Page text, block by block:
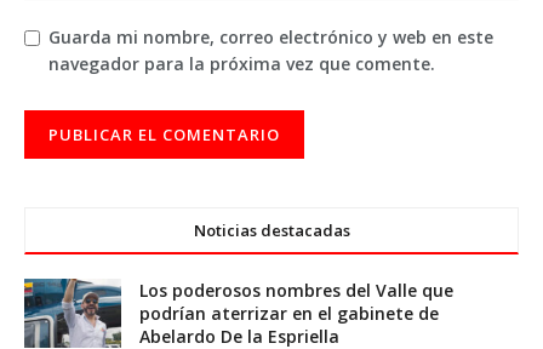
Guarda mi nombre, correo electrónico y web en este
navegador para la próxima vez que comente.
Noticias destacadas
Los poderosos nombres del Valle que
podrían aterrizar en el gabinete de
Abelardo De la Espriella